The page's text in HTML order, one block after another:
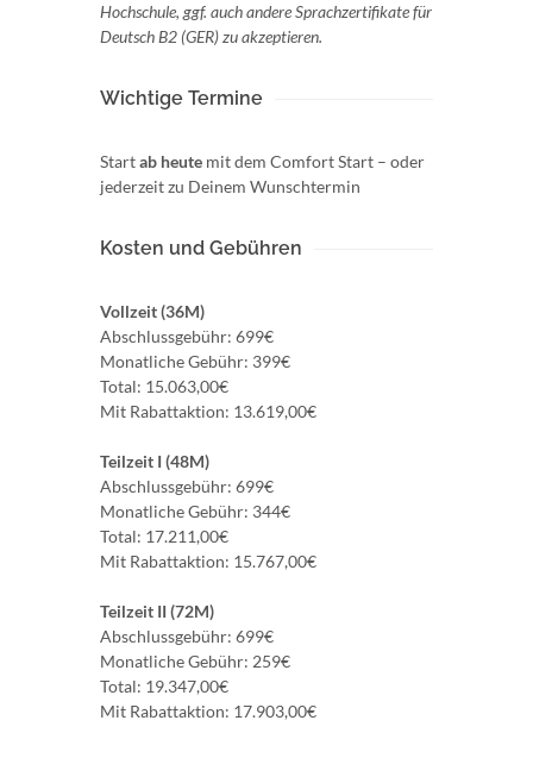
Hochschule, ggf. auch andere Sprachzertifikate für
Deutsch B2 (GER) zu akzeptieren.
Wichtige Termine
Startab heute mit dem Comfort Start – oder
jederzeit zu Deinem Wunschtermin
Kosten und Gebühren
Vollzeit (36M)
Abschlussgebühr: 699€
Monatliche Gebühr: 399€
Total: 15.063,00€
Mit Rabattaktion: 13.619,00€
Teilzeit I (48M)
Abschlussgebühr: 699€
Monatliche Gebühr: 344€
Total: 17.211,00€
Mit Rabattaktion: 15.767,00€
Teilzeit II (72M)
Abschlussgebühr: 699€
Monatliche Gebühr: 259€
Total: 19.347,00€
Mit Rabattaktion: 17.903,00€